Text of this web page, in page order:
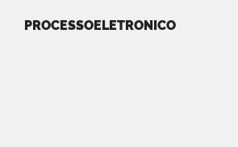
PROCESSOELETRONICO